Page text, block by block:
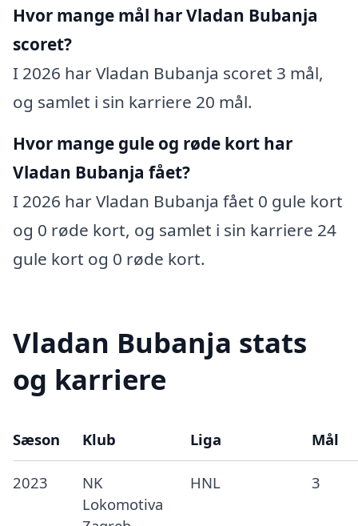
Hvor mange mål har Vladan Bubanja
scoret?
I 2026 har Vladan Bubanja scoret 3 mål,
og samlet i sin karriere 20 mål.
Hvor mange gule og røde kort har
Vladan Bubanja fået?
I 2026 har Vladan Bubanja fået 0 gule kort
og 0 røde kort, og samlet i sin karriere 24
gule kort og 0 røde kort.
Vladan Bubanja stats
og karriere
Sæson Klub Liga Mål
2023
NK
Lokomotiva
HNL 3